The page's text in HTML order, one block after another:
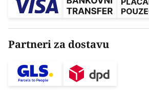
Partneri za dostavu